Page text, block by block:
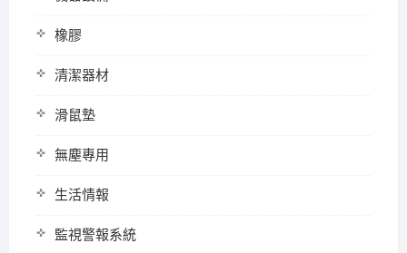
橡膠
清潔器材
滑鼠墊
無塵專用
生活情報
監視警報系統